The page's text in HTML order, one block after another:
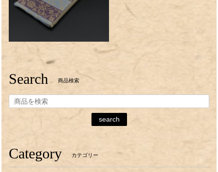
Search 商品検索
search
Category カテゴリー